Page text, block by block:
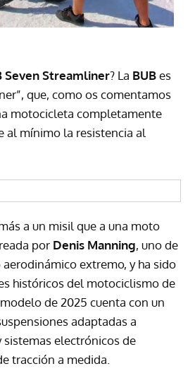
Seven Streamliner? La BUBes
que, como os comentamos
motocicleta completamente
al mínimo la resistencia al
a un misil que a una moto
por Denis Manning, uno de
extremo, y ha sido
históricos del motociclismo de
de 2025 cuenta con un
adaptadas a
sistemas electrónicos de
tracción a medida.